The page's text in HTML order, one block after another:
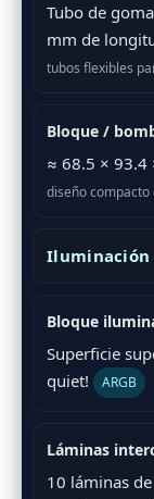
Tubo de
mm de
tubos flexibles
Bloque /
≈ 68.5 × 93.4
diseño
Iluminación
Bloque
Superficie
quiet!
ARGB
Láminas
10 láminas